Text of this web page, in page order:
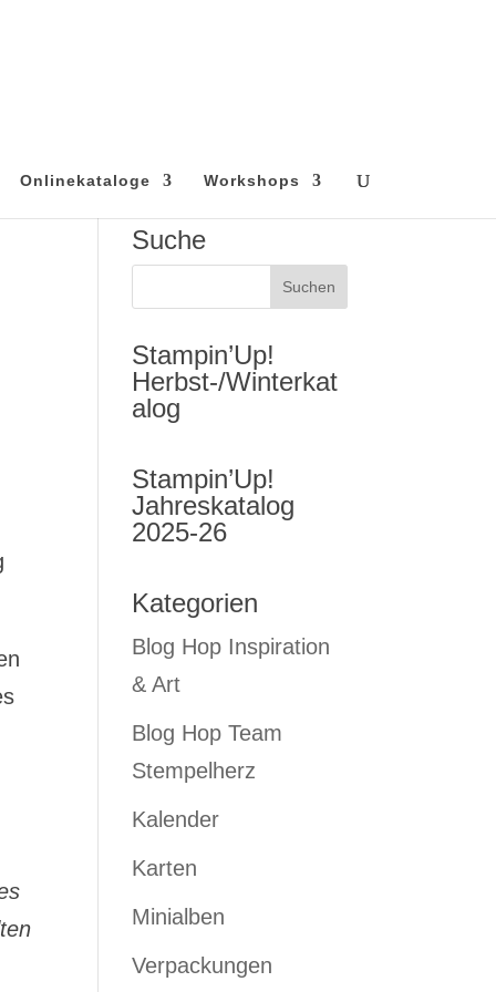
Onlinekataloge Workshops
Suche
Stampin’Up!
Herbst-/Winterkat
alog
Stampin’Up!
Jahreskatalog
2025-26
Kategorien
Blog Hop Inspiration
& Art
Blog Hop Team
Stempelherz
Kalender
Karten
Minialben
Verpackungen